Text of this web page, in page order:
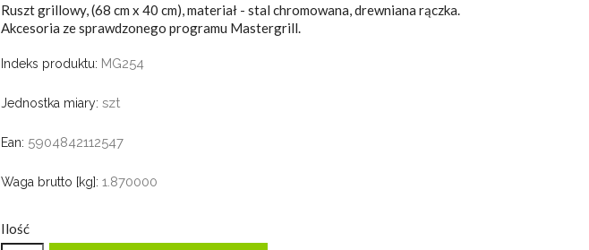
Ruszt grillowy, (68 cm x 40 cm), materiał - stal chromowana, drewniana rączka.
Akcesoria ze sprawdzonego programu Mastergrill.
Indeks produktu: MG254
Jednostka miary: szt
Ean: 5904842112547
Waga brutto [kg]: 1.870000
Ilość